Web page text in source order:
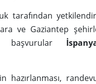
tarafından
ve Gaziantep
başvurular